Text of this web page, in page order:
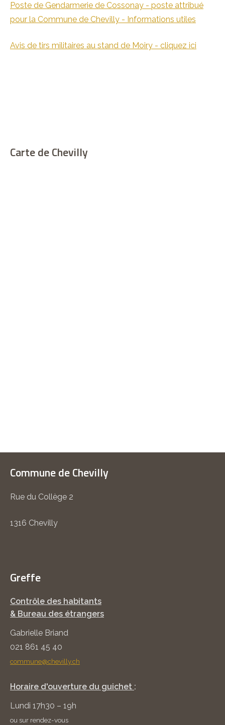
Poste de Gendarmerie de Cossonay - poste attribué
pour la Commune de Chevilly - Informations utiles
Avis de tirs militaires au stand de Moiry - cliquez ici
Carte de Chevilly
Commune de Chevilly
Rue du Collège 2
1316 Chevilly
Greffe
Contrôle des habitants
& Bureau des étrangers
Gabrielle Briand
021 861 45 40
commune@chevilly.ch
Horaire d'ouverture du guichet :
Lundi 17h30 – 19h
ou sur rendez-vous